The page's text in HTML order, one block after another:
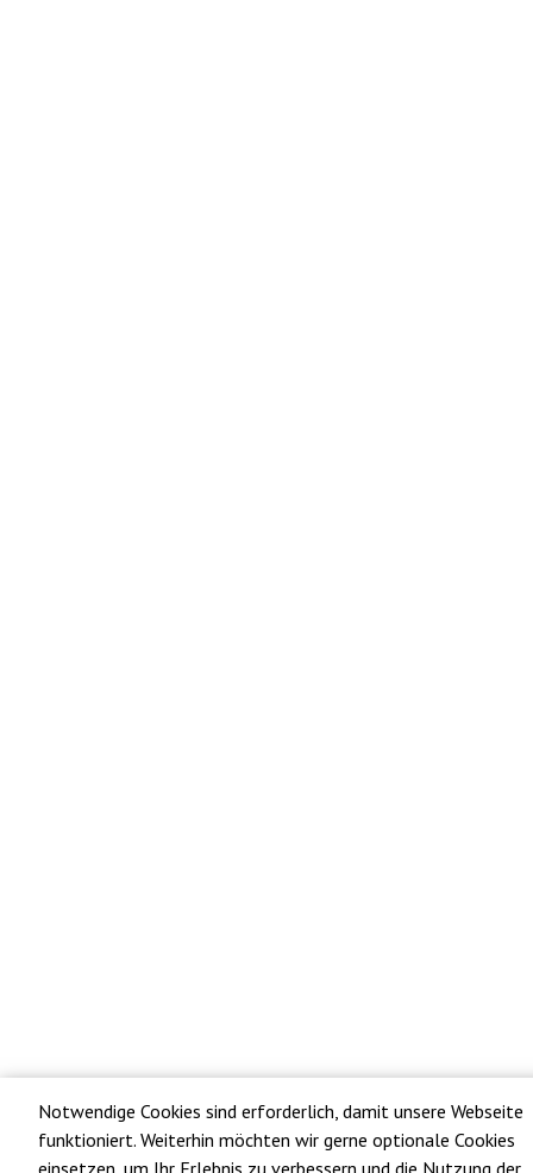
Notwendige Cookies sind erforderlich, damit unsere Webseite
funktioniert. Weiterhin möchten wir gerne optionale Cookies
einsetzen, um Ihr Erlebnis zu verbessern und die Nutzung der